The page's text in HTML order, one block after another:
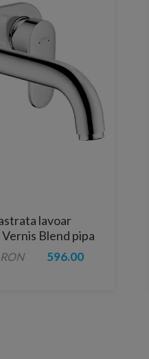
lavoar
Blend pipa
596.00